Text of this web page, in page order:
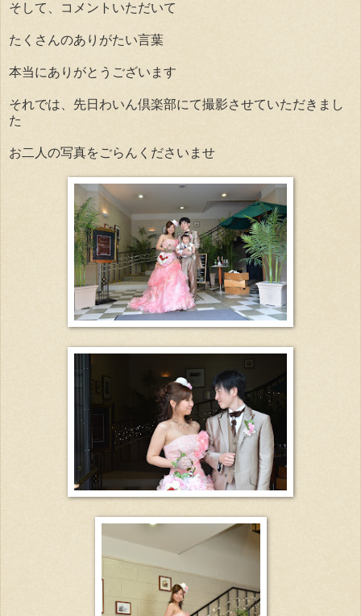
そして、コメントいただいて
たくさんのありがたい言葉
本当にありがとうございます
それでは、先日わいん倶楽部にて撮影させていただきまし
た
お二人の写真をごらんくださいませ